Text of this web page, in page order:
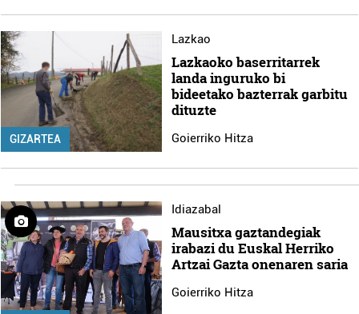
GIZARTEA
Lazkao
Lazkaoko baserritarrek
landa inguruko bi
bideetako bazterrak garbitu
dituzte
Goierriko Hitza
Idiazabal
Mausitxa gaztandegiak
irabazi du Euskal Herriko
Artzai Gazta onenaren saria
Goierriko Hitza